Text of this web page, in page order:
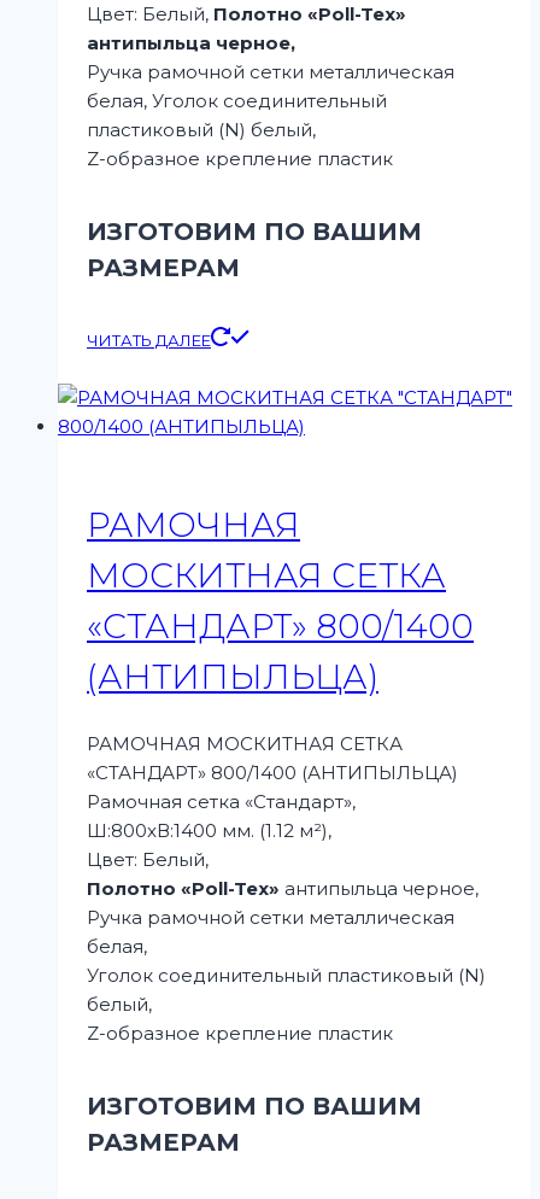
Цвет: Белый, Полотно «Poll-Tex»
антипыльца черное,
Ручка рамочной сетки металлическая
белая, Уголок соединительный
пластиковый (N) белый,
Z-образное крепление пластик
ИЗГОТОВИМ ПО ВАШИМ
РАЗМЕРАМ
ЧИТАТЬ ДАЛЕЕ
РАМОЧНАЯ
МОСКИТНАЯ СЕТКА
«СТАНДАРТ» 800/1400
(АНТИПЫЛЬЦА)
РАМОЧНАЯ МОСКИТНАЯ СЕТКА
«СТАНДАРТ» 800/1400 (АНТИПЫЛЬЦА)
Рамочная сетка «Стандарт»,
Ш:800xВ:1400 мм. (1.12 м²),
Цвет: Белый,
Полотно «Poll-Tex» антипыльца черное,
Ручка рамочной сетки металлическая
белая,
Уголок соединительный пластиковый (N)
белый,
Z-образное крепление пластик
ИЗГОТОВИМ ПО ВАШИМ
РАЗМЕРАМ